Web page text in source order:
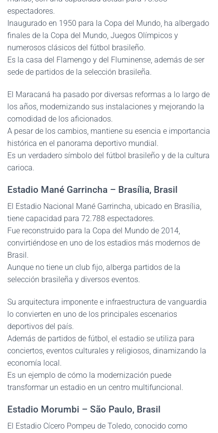
espectadores.
Inaugurado en 1950 para la Copa del Mundo, ha albergado
finales de la Copa del Mundo, Juegos Olímpicos y
numerosos clásicos del fútbol brasileño.
Es la casa del Flamengo y del Fluminense, además de ser
sede de partidos de la selección brasileña.
El Maracaná ha pasado por diversas reformas a lo largo de
los años, modernizando sus instalaciones y mejorando la
comodidad de los aficionados.
A pesar de los cambios, mantiene su esencia e importancia
histórica en el panorama deportivo mundial.
Es un verdadero símbolo del fútbol brasileño y de la cultura
carioca.
Estadio Mané Garrincha – Brasília, Brasil
El Estadio Nacional Mané Garrincha, ubicado en Brasília,
tiene capacidad para 72.788 espectadores.
Fue reconstruido para la Copa del Mundo de 2014,
convirtiéndose en uno de los estadios más modernos de
Brasil.
Aunque no tiene un club fijo, alberga partidos de la
selección brasileña y diversos eventos.
Su arquitectura imponente e infraestructura de vanguardia
lo convierten en uno de los principales escenarios
deportivos del país.
Además de partidos de fútbol, el estadio se utiliza para
conciertos, eventos culturales y religiosos, dinamizando la
economía local.
Es un ejemplo de cómo la modernización puede
transformar un estadio en un centro multifuncional.
Estadio Morumbi – São Paulo, Brasil
El Estadio Cícero Pompeu de Toledo, conocido como